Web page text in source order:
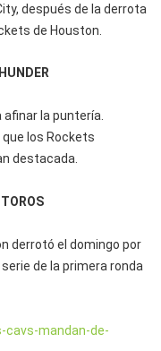
después de la derrota
de Houston.
afinar la puntería.
los Rockets
destacada.
derrotó el domingo por
de la primera ronda
cavs-mandan-de-